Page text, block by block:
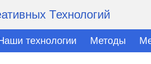
Технологий
технологии Методы